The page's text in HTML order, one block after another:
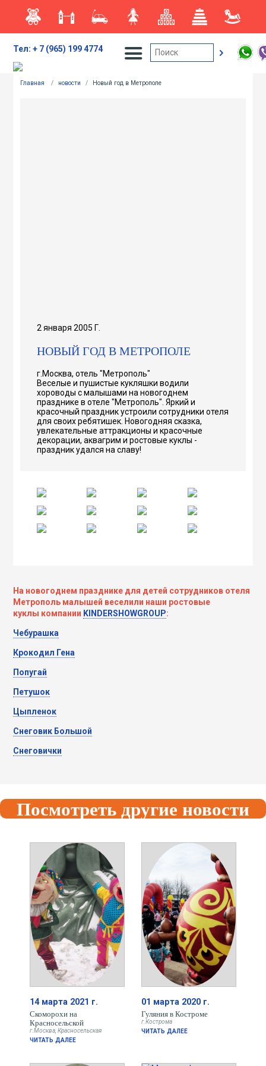
Тел: + 7 (965) 199 4774
Главная / новости / Новый год в Метрополе
2 января 2005 Г.
НОВЫЙ ГОД В МЕТРОПОЛЕ
г.Москва, отель "Метрополь"
Веселые и пушистые кукляшки водили
хороводы с малышами на новогоднем
празднике в отеле "Метрополь". Яркий и
красочный праздник устроили сотрудники отеля
для своих ребятишек. Новогодняя сказка,
увлекательные аттракционы и красочные
декорации, аквагрим и ростовые куклы -
праздник удался на славу!
На новогоднем празднике для детей сотрудников отеля
Метрополь малышей веселили наши ростовые
куклы компании KINDERSHOWGROUP:
Чебурашка
Крокодил Гена
Попугай
Петушок
Цыпленок
Снеговик Большой
Снеговички
Посмотреть другие новости
14 марта 2021 г.
Скоморохи на
Красносельской
г.Москва, Красносельская
ЧИТАТЬ ДАЛЕЕ
01 марта 2020 г.
Гуляния в Костроме
г.Кострома
ЧИТАТЬ ДАЛЕЕ